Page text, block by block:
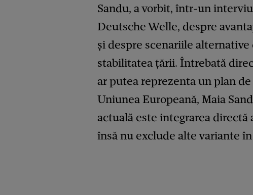
Sandu, a vorbit, într-un
Deutsche Welle, despre
și despre scenariile alternative
stabilitatea țării. Întrebată
ar putea reprezenta un plan
Uniunea Europeană, Maia
actuală este integrarea
însă nu exclude alte variante